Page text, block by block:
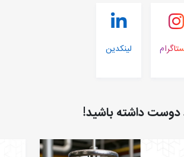
لینکدین
داشته باشید!